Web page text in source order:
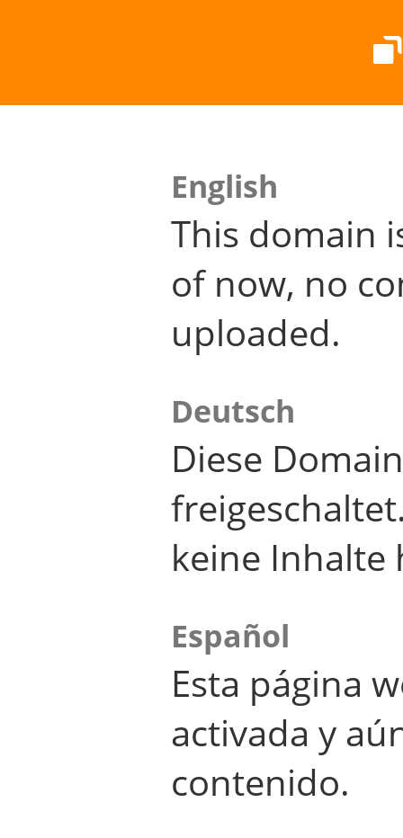
English
This domain
of now, no
uploaded.
Deutsch
Diese
keine Inhalte
Español
Esta página
activada y
contenido.